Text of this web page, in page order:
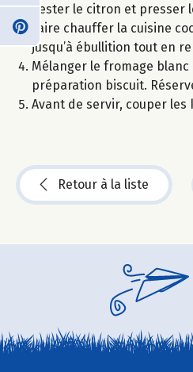
Zester le citron et presser
Faire chauffer la cuisine
jusqu’à ébullition tout en
Mélanger le fromage
préparation biscuit.
Avant de servir, couper
Retour à la liste